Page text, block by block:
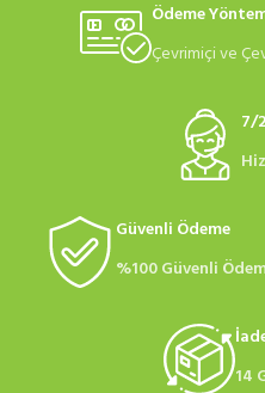
Ödeme
Çevrimiçi ve
7/
Güvenli Ödeme
%100 Güvenli
14